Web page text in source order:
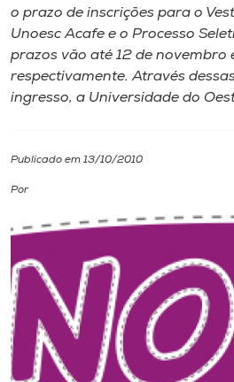
Internacionalização
I.nova
Diplomados
CPA
Biblioteca
Editora
o prazo de inscrições para o
Unoesc Acafe e o Processo
prazos vão até 12 de novembro
respectivamente. Através
ingresso, a Universidade do
Publicado em 13/10/2010
Por